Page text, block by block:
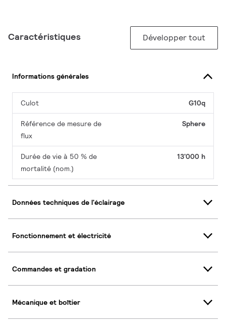
Caractéristiques Développer tout
Informations générales
Culot G10q
Référence de mesure de
flux
Sphere
Durée de vie à 50 % de
mortalité (nom.)
13'000 h
Données techniques de l'éclairage
Fonctionnement et électricité
Commandes et gradation
Mécanique et boîtier